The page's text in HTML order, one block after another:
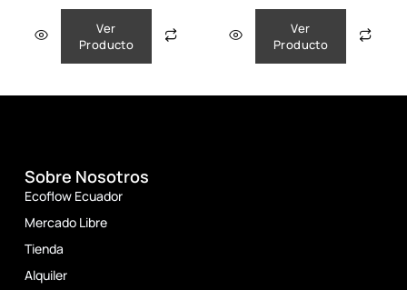
Ver
Producto
Ver
Producto
Sobre Nosotros
Ecoflow Ecuador
Mercado Libre
Tienda
Alquiler